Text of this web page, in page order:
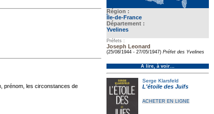
Région :
Île-de-France
Département :
Yvelines
Préfets :
Joseph Leonard
(25/08/1944 - 27/05/1947) Préfet des Yvelines
À lire, à voir…
Serge Klarsfeld
L'étoile des Juifs
ACHETER EN LIGNE
prénom, les circonstances de